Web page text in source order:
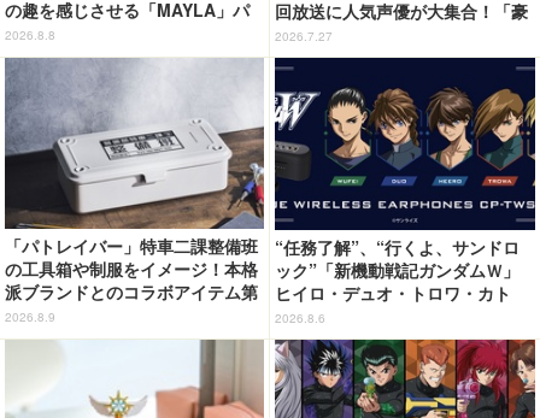
の趣を感じさせる「MAYLA」パ
ンプス
2026.8.8
回放送に人気声優が大集合！「豪
華すぎる」花江夏樹＆鬼頭明里＆
関智一＆高山みなみら出演
2026.7.27
「パトレイバー」特車二課整備班
の工具箱や制服をイメージ！本格
派ブランドとのコラボアイテム第
1弾が登場
2026.8.9
“任務了解”、“行くよ、サンドロ
ック”「新機動戦記ガンダムＷ」
ヒイロ・デュオ・トロワ・カト
ル・五飛の声がする…！ 新規録
り下ろしボイス搭載のワイヤレス
イヤホンが登場
2026.8.6